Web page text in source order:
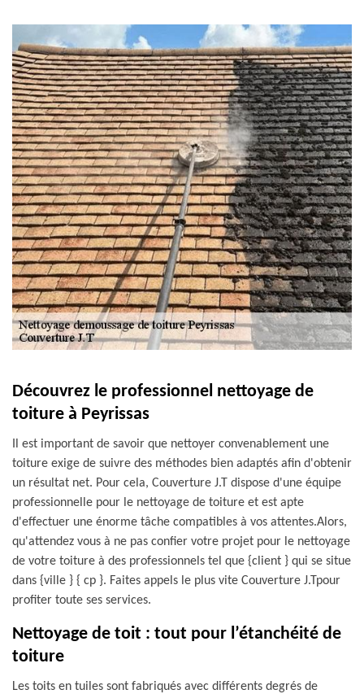
Découvrez le professionnel nettoyage de
toiture à Peyrissas
Il est important de savoir que nettoyer convenablement une
toiture exige de suivre des méthodes bien adaptés afin d'obtenir
un résultat net. Pour cela, Couverture J.T dispose d'une équipe
professionnelle pour le nettoyage de toiture et est apte
d'effectuer une énorme tâche compatibles à vos attentes.Alors,
qu'attendez vous à ne pas confier votre projet pour le nettoyage
de votre toiture à des professionnels tel que {client } qui se situe
dans {ville } { cp }. Faites appels le plus vite Couverture J.Tpour
profiter toute ses services.
Nettoyage de toit : tout pour l’étanchéité de
toiture
Les toits en tuiles sont fabriqués avec différents degrés de